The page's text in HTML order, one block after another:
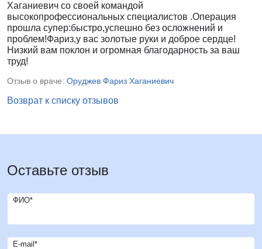
Хаганиевич со своей командой
высокопрофессиональных специалистов .Операция
прошла супер:быстро,успешно без осложнений и
проблем!Фариз,у вас золотые руки и доброе сердце!
Низкий вам поклон и огромная благодарность за ваш
труд!
Отзыв о враче: Оруджев Фариз Хаганиевич
Возврат к списку отзывов
Оставьте отзыв
ФИО*
E-mail*